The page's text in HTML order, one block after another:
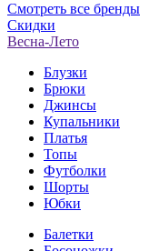
Смотреть все бренды
Скидки
Весна-Лето
Блузки
Брюки
Джинсы
Купальники
Платья
Топы
Футболки
Шорты
Юбки
Балетки